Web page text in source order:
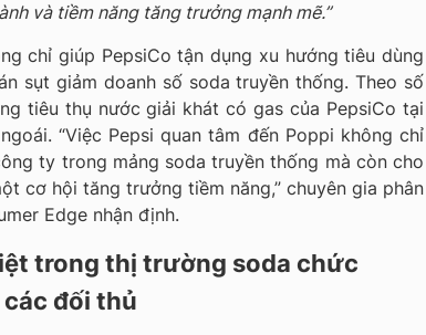
và tiềm năng tăng trưởng mạnh mẽ.”
chỉ giúp PepsiCo tận dụng xu hướng tiêu dùng
sụt giảm doanh số soda truyền thống. Theo số
tiêu thụ nước giải khát có gas của PepsiCo tại
“Việc Pepsi quan tâm đến Poppi không chỉ
ty trong mảng soda truyền thống mà còn cho
cơ hội tăng trưởng tiềm năng,” chuyên gia phân
Edge nhận định.
trong thị trường soda chức
đối thủ